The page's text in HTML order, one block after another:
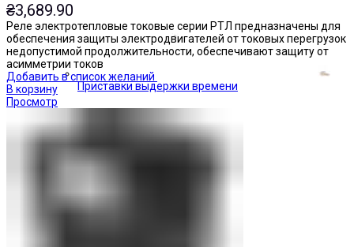
Приставки выдержки времени
₴3,689.90
Реле электротепловые токовые серии РТЛ предназначены для
обеспечения защиты электродвигателей от токовых перегрузок
недопустимой продолжительности, обеспечивают защиту от
асимметрии токов
Добавить в список желаний
В корзину
Просмотр